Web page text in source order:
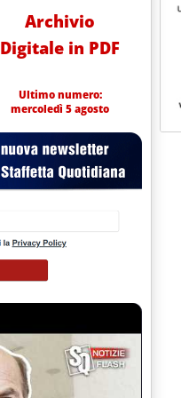
Archivio
Digitale in PDF
Ultimo numero:
mercoledì 5 agosto